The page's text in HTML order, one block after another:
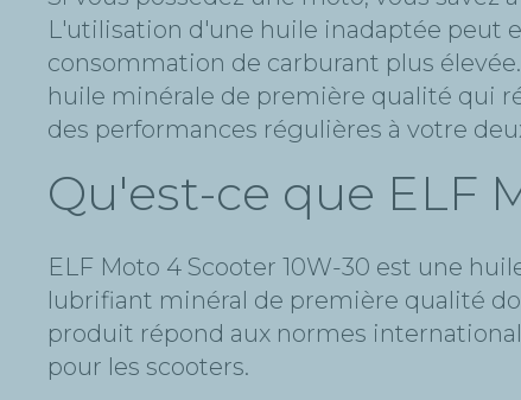
L'utilisation d'une huile inadaptée peut
consommation de carburant plus
huile minérale de première qualité qui
des performances régulières à votre
Qu'est-ce que ELF
ELF Moto 4 Scooter 10W-30 est une
lubrifiant minéral de première qualité
produit répond aux normes
pour les scooters.